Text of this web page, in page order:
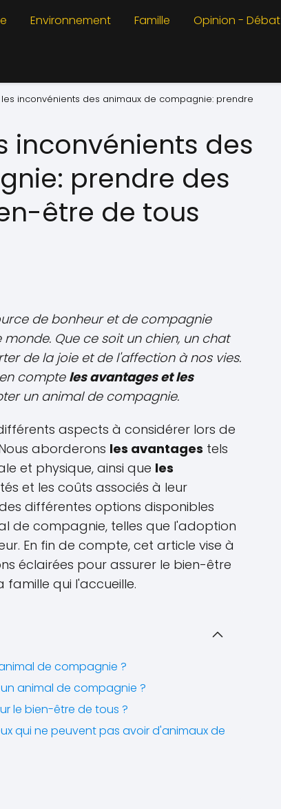
Environnement Famille Opinion - Débat
inconvénients des animaux de compagnie: prendre
inconvénients des
prendre des
être de tous
de bonheur et de compagnie
Que ce soit un chien, un chat
de la joie et de l'affection à nos vies.
compte les avantages et les
un animal de compagnie.
aspects à considérer lors de
aborderons les avantages tels
et physique, ainsi que les
et les coûts associés à leur
différentes options disponibles
de compagnie, telles que l'adoption
En fin de compte, cet article vise à
éclairées pour assurer le bien-être
famille qui l'accueille.
de compagnie ?
animal de compagnie ?
le bien-être de tous ?
qui ne peuvent pas avoir d'animaux de